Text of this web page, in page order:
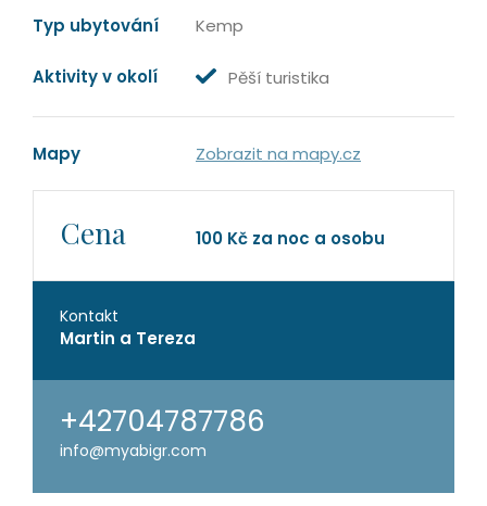
Typ ubytování Kemp
Aktivity v okolí Pěší turistika
Mapy Zobrazit na mapy.cz
Cena 100 Kč za noc a osobu
Kontakt
Martin a Tereza
+42704787786
info@myabigr.com